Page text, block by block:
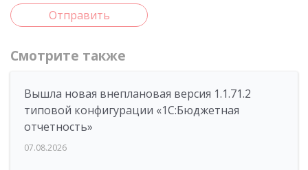
Отправить
Смотрите также
Вышла новая внеплановая версия 1.1.71.2
типовой конфигурации «1C:Бюджетная
отчетность»
07.08.2026